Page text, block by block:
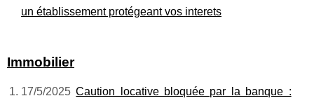
un établissement protégeant vos interets
Immobilier
17/5/2025Caution locative bloquée par la banque :